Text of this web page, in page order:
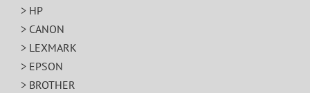
> HP
> CANON
> LEXMARK
> EPSON
> BROTHER